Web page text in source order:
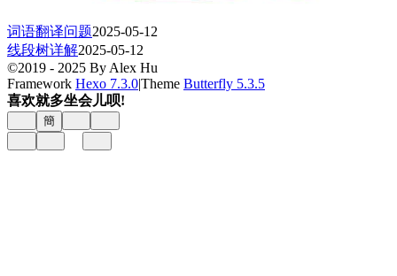
词语翻译问题2025-05-12
线段树详解2025-05-12
©2019 - 2025 By Alex Hu
Framework Hexo 7.3.0|Theme Butterfly 5.3.5
喜欢就多坐会儿呗!
簡